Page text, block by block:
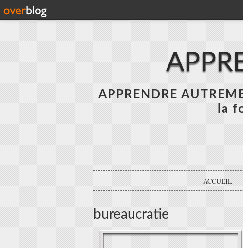
APPRENDRE
la
ACCUEIL
bureaucratie